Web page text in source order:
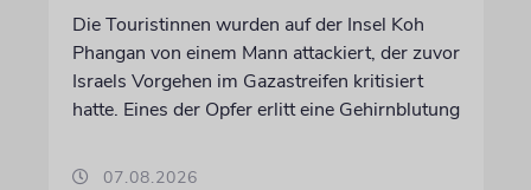
Die Touristinnen wurden auf der Insel Koh
Phangan von einem Mann attackiert, der zuvor
Israels Vorgehen im Gazastreifen kritisiert
hatte. Eines der Opfer erlitt eine Gehirnblutung
07.08.2026